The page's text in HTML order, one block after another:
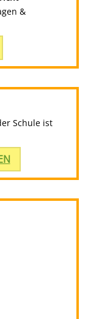
&
Schule ist